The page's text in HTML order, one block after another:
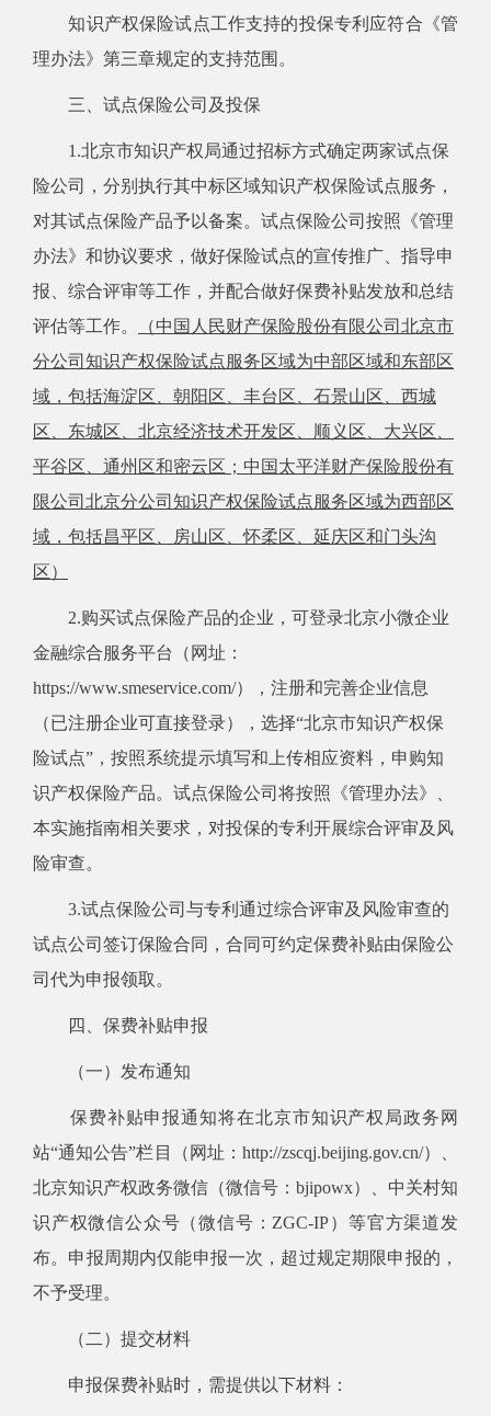
知识产权保险试点工作支持的投保专利应符合《管
理办法》第三章规定的支持范围。
三、试点保险公司及投保
1.北京市知识产权局通过招标方式确定两家试点保
险公司， 分别执行其中标区域知识产权保险试点服务，
对其试点保险产品予以备案。试点保险公司按照《管理
办法》和协议要求，做好保险试点的宣传推广、指导申
报、综合评审等工作，并配合做好保费补贴发放和总结
评估等工作。
（中国人民财产保险股份有限公司北京市
分公司知识产权保险试点服务区域为中部区域和东部区
域， 包括海淀区、朝阳区、丰台区、石景山区、西城
区、东城区、北京经济技术开发区、顺义区、大兴区、
平谷区、通州区和密云区；中国太平洋财产保险股份有
限公司北京分公司知识产权保险试点服务区域为西部区
域， 包括昌平区、房山区、怀柔区、延庆区和门头沟
区）
2.购买试点保险产品的企业，可登录北京小微企业
金融综合服务平台（网址：
https://www.smeservice.com/），注册和完善企业信息
（已注册企业可直接登录），选择“北京市知识产权保
险试点” ，按照系统提示填写和上传相应资料，申购知
识产权保险产品。试点保险公司将按照《管理办法》、
本实施指南相关要求，对投保的专利开展综合评审及风
险审查。
3.试点保险公司与专利通过综合评审及风险审查的
试点公司签订保险合同，合同可约定保费补贴由保险公
司代为申报领取。
四、保费补贴申报
（一）发布通知
保费补贴申报通知将在北京市知识产权局政务网
站“通知公告”栏目（网址：http://zscqj.beijing.gov.cn/）、
北京知识产权政务微信（微信号：bjipowx）、中关村知
识产权微信公众号（微信号：ZGC-IP）等官方渠道发
布。申报周期内仅能申报一次，超过规定期限申报的，
不予受理。
（二）提交材料
申报保费补贴时，需提供以下材料：